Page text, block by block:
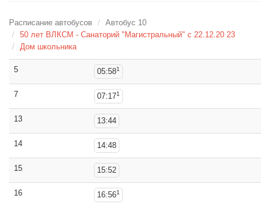
Расписание автобусов
Автобус 10
50 лет ВЛКСМ - Санаторий "Магистральный" c 22.12.20 23
Дом школьника
5 05:581
7 07:171
13 13:44
14 14:48
15 15:52
16 16:561